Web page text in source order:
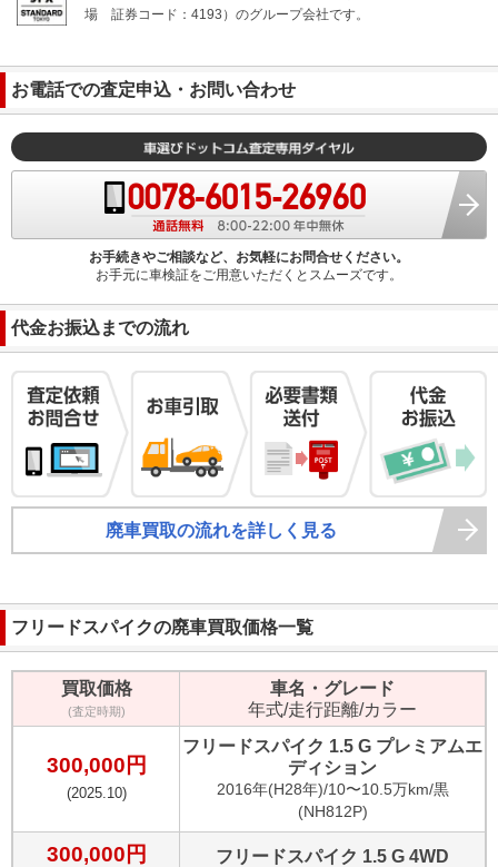
場
証券コード：4193）のグループ会社です。
お電話での査定申込・お問い合わせ
お手続きやご相談など、お気軽にお問合せください。
お手元に車検証をご用意いただくとスムーズです。
代金お振込までの流れ
廃車買取の流れを詳しく見る
フリードスパイクの廃車買取価格一覧
買取価格
(査定時期)
車名・グレード
年式/走行距離/カラー
300,000 円
(2025.10)
フリードスパイク 1.5 G プレミアムエ
ディション
2016年(H28年)/10〜10.5万km/黒
(NH812P)
300,000 円 フリードスパイク 1.5 G 4WD